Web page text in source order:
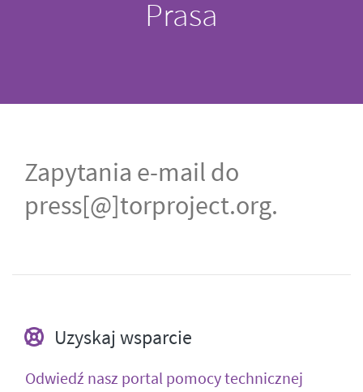
Prasa
Zapytania e-mail do
press[@]torproject.org.
Uzyskaj wsparcie
Odwiedź nasz portal pomocy technicznej